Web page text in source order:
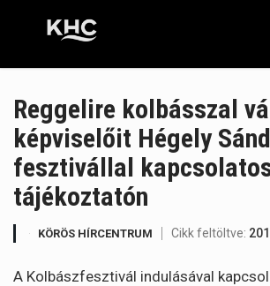
Reggelire kolbásszal
képviselőit Hégely
fesztivállal
tájékoztatón
KÖRÖS HÍRCENTRUM Cikk feltöltve:
A Kolbászfesztivál indulásával